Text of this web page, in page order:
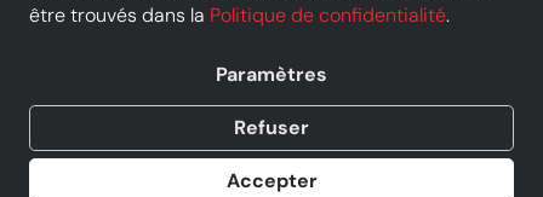
être trouvés dans la Politique de confidentialité.
Paramètres
Refuser
Accepter
PROMO PROMO
Clarks